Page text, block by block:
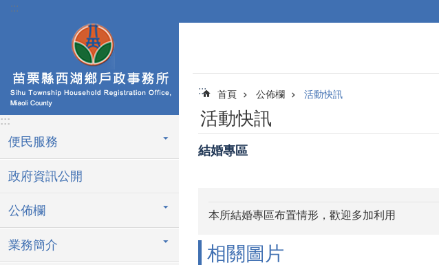
跳到主要內容區塊
:::
:::
便民服務
政府資訊公開
公佈欄
業務簡介
::: 首頁 公佈欄 活動快訊
活動快訊
結婚專區
本所結婚專區布置情形，歡迎多加利用
相關圖片